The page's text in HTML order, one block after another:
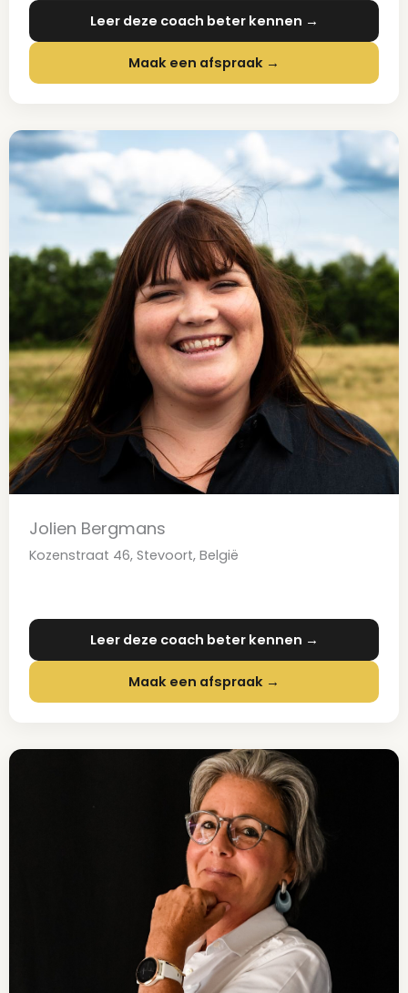
Leer deze coach beter kennen →
Maak een afspraak →
Jolien Bergmans
Kozenstraat 46, Stevoort, België
Leer deze coach beter kennen →
Maak een afspraak →